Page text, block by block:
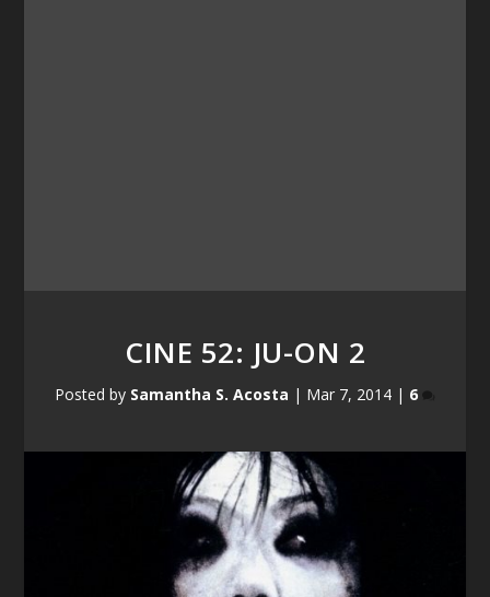
CINE 52: JU-ON 2
Posted by Samantha S. Acosta | Mar 7, 2014 | 6